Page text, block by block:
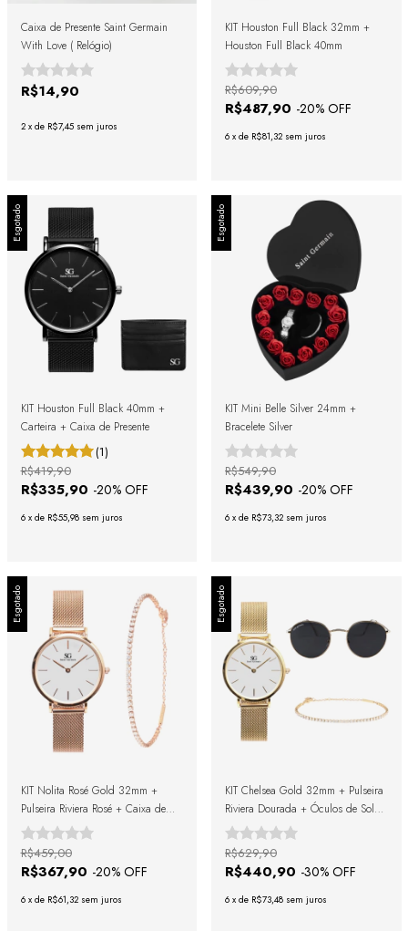
Caixa de Presente Saint Germain
With Love ( Relógio)
R$14,90
2 x de R$7,45 sem juros
KIT Houston Full Black 32mm +
Houston Full Black 40mm
R$487,90 -20% OFF
R$609,90
6 x de R$81,32 sem juros
Esgotado
KIT Houston Full Black 40mm +
Carteira + Caixa de Presente
(1)
R$335,90 -20% OFF
R$419,90
6 x de R$55,98 sem juros
Esgotado
KIT Mini Belle Silver 24mm +
Bracelete Silver
R$439,90 -20% OFF
R$549,90
6 x de R$73,32 sem juros
Esgotado
KIT Nolita Rosé Gold 32mm +
Pulseira Riviera Rosé + Caixa de
Presente
R$367,90 -20% OFF
R$459,00
6 x de R$61,32 sem juros
Esgotado
KIT Chelsea Gold 32mm + Pulseira
Riviera Dourada + Óculos de Sol
Lenox Black Gold + Caixa de
Presente
R$440,90 -30% OFF
R$629,90
6 x de R$73,48 sem juros